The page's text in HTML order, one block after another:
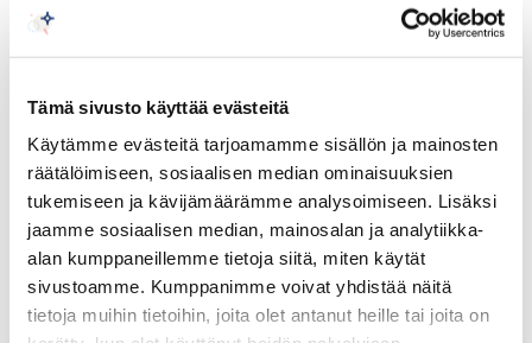
Tämä sivusto käyttää evästeitä
Käytämme evästeitä tarjoamamme sisällön ja mainosten
räätälöimiseen, sosiaalisen median ominaisuuksien
tukemiseen ja kävijämäärämme analysoimiseen. Lisäksi
jaamme sosiaalisen median, mainosalan ja analytiikka-
alan kumppaneillemme tietoja siitä, miten käytät
sivustoamme. Kumppanimme voivat yhdistää näitä
tietoja muihin tietoihin, joita olet antanut heille tai joita on
ostot hankintalain edellyttämällä tavalla.
”On tärkeää selkeyttää lainsäädäntöä sen osalta, millä
omistusosuudella ja muilla kriteereillä
sidosyksikkömäärittely täyttyy. Tämä selkeytys on
tehtävä myös käynnissä olevissa hallitusneuvotteluissa”,
Johanna Sipola sanoo.